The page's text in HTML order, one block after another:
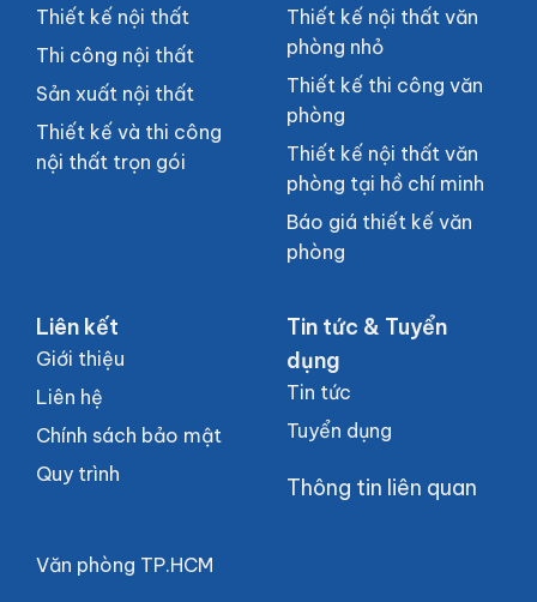
Thiết kế nội thất
Thi công nội thất
Sản xuất nội thất
Thiết kế và thi công
nội thất trọn gói
Thiết kế nội thất văn
phòng nhỏ
Thiết kế thi công văn
phòng
Thiết kế nội thất văn
phòng tại hồ chí minh
Báo giá thiết kế văn
phòng
Liên kết
Giới thiệu
Liên hệ
Chính sách bảo mật
Quy trình
Tin tức & Tuyển
dụng
Tin tức
Tuyển dụng
Thông tin liên quan
Văn phòng TP.HCM